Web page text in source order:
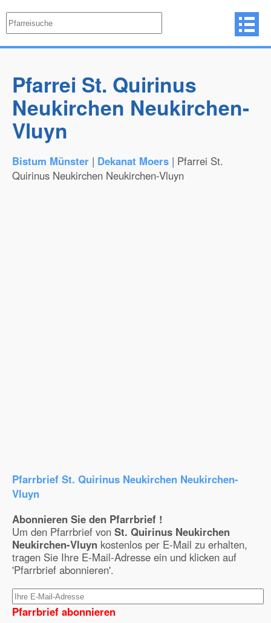
Pfarrei St. Quirinus
Neukirchen Neukirchen-
Vluyn
Bistum Münster | Dekanat Moers | Pfarrei St.
Quirinus Neukirchen Neukirchen-Vluyn
Pfarrbrief St. Quirinus Neukirchen Neukirchen-
Vluyn
Abonnieren Sie den Pfarrbrief !
Um den Pfarrbrief von St. Quirinus Neukirchen
Neukirchen-Vluyn kostenlos per E-Mail zu erhalten,
tragen Sie Ihre E-Mail-Adresse ein und klicken auf
'Pfarrbrief abonnieren'.
Pfarrbrief abonnieren